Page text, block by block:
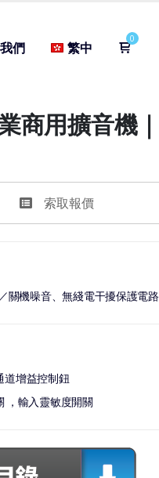
們 繁中
商用擴音機｜
索取報價
關機噪音、無綫電干擾保護電路
道增益控制鈕
，輸入靈敏度開關